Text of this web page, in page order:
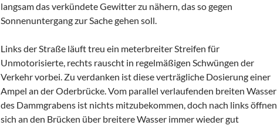
langsam das verkündete Gewitter zu nähern, das so gegen
Sonnenuntergang zur Sache gehen soll.
Links der Straße läuft treu ein meterbreiter Streifen für
Unmotorisierte, rechts rauscht in regelmäßigen Schwüngen der
Verkehr vorbei. Zu verdanken ist diese verträgliche Dosierung einer
Ampel an der Oderbrücke. Vom parallel verlaufenden breiten Wasser
des Dammgrabens ist nichts mitzubekommen, doch nach links öffnen
sich an den Brücken über breitere Wasser immer wieder gut